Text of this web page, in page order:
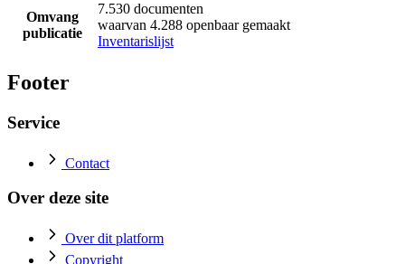
Omvang
publicatie
7.530 documenten
waarvan 4.288 openbaar gemaakt
Inventarislijst
Footer
Service
Contact
Over deze site
Over dit platform
Copyright